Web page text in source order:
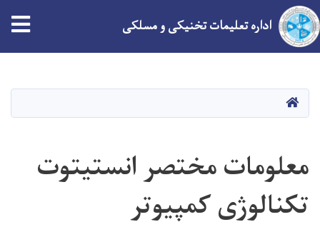
content
اداره تعلیمات تخنیکی و مسلکی
HOME
معلومات مختصر انستیتوت
تکنالوژی کمپیوتر